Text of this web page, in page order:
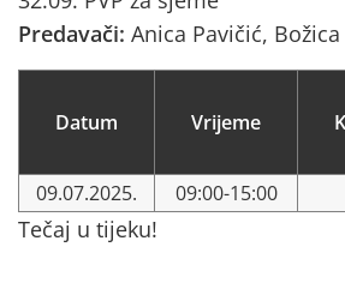
Predavači: Anica Pavičić,
Datum Vrijeme
09.07.2025. 09:00-15:00
Tečaj u tijeku!